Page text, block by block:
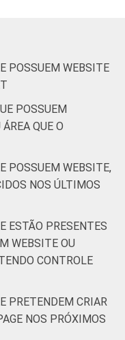
e
87
POSSUEM WEBSITE
POSSUEM
QUE O
POSSUEM WEBSITE,
NOS ÚLTIMOS
ESTÃO PRESENTES
WEBSITE OU
CONTROLE
PRETENDEM CRIAR
NOS PRÓXIMOS